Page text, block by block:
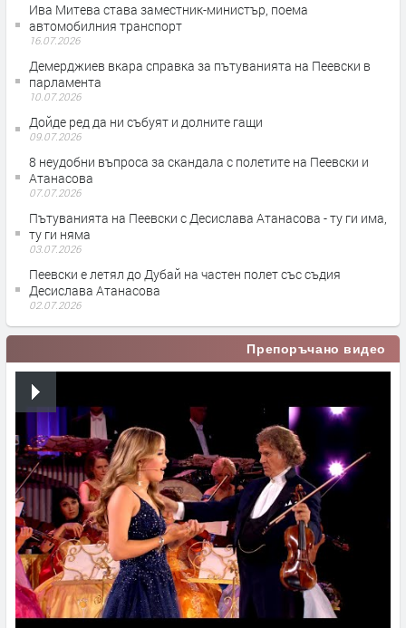
Ива Митева става заместник-министър, поема
автомобилния транспорт
16.07.2026
Демерджиев вкара справка за пътуванията на Пеевски в
парламента
10.07.2026
Дойде ред да ни събуят и долните гащи
09.07.2026
8 неудобни въпроса за скандала с полетите на Пеевски и
Атанасова
07.07.2026
Пътуванията на Пеевски с Десислава Атанасова - ту ги има,
ту ги няма
03.07.2026
Пеевски е летял до Дубай на частен полет със съдия
Десислава Атанасова
02.07.2026
Препоръчано видео